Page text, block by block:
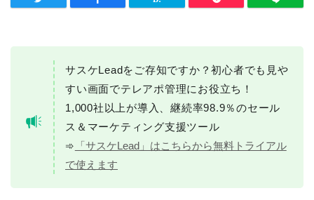
サスケLeadをご存知ですか？初心者でも見や
すい画面でテレアポ管理にお役立ち！
1,000社以上が導入、継続率98.9％のセール
ス＆マーケティング支援ツール
➾
「サスケLead」はこちらから無料トライアル
で使えます